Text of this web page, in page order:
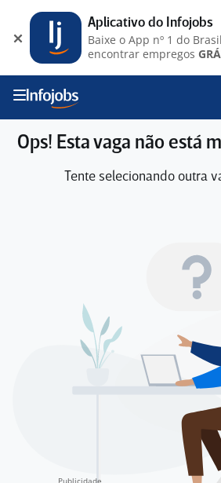
Ops! Esta vaga não está
Tente selecionando outra
Aplicativo do Infojobs
Baixe o App nº 1 do
encontrar empregos